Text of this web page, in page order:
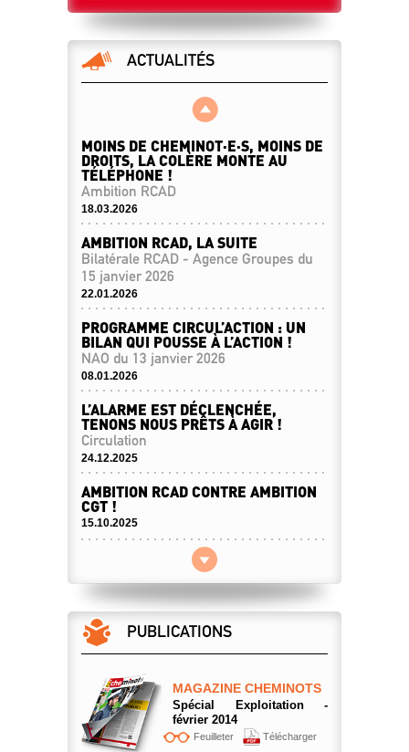
ACTUALITÉS
MOINS DE CHEMINOT·E·S, MOINS DE
DROITS, LA COLÈRE MONTE AU
TÉLÉPHONE !
Ambition RCAD
18.03.2026
AMBITION RCAD, LA SUITE
Bilatérale RCAD - Agence Groupes du
15 janvier 2026
22.01.2026
PROGRAMME CIRCUL’ACTION : UN
BILAN QUI POUSSE À L’ACTION !
NAO du 13 janvier 2026
08.01.2026
L’ALARME EST DÉCLENCHÉE,
TENONS NOUS PRÊTS À AGIR !
Circulation
24.12.2025
AMBITION RCAD CONTRE AMBITION
CGT !
15.10.2025
LA SÉCURITÉ N’EST PAS UNE CASE À
HARO SUR LES GUICHETS ! LA CGT
EN RÉSISTANCE !
Fermetures de guichets
05.08.2025
LA CGT NE LÂCHERA RIEN SUR LE
DEVENIR DES AGENTS DES RCAD !
Conciliation RCAD 21/05/25
PUBLICATIONS
MAGAZINE CHEMINOTS
Spécial Exploitation -
février 2014
Feuilleter Télécharger